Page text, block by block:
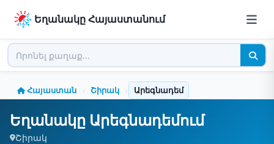
Եղանակը Հայաստանում
Հայաստան › Շիրակ › Արեգնադեմ
Եղանակը Արեգնադեմում
Շիրակ